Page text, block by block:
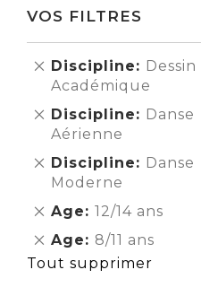
VOS FILTRES
Discipline
Dessin
Académique
Supprimer
cet
Élément
Discipline
Danse
Aérienne
Supprimer
cet
Élément
Discipline
Danse
Moderne
Supprimer
cet
Age 12/14 ans
Supprimer
Élément
Age 8/11 ans
Supprimer
cet
Tout supprimer